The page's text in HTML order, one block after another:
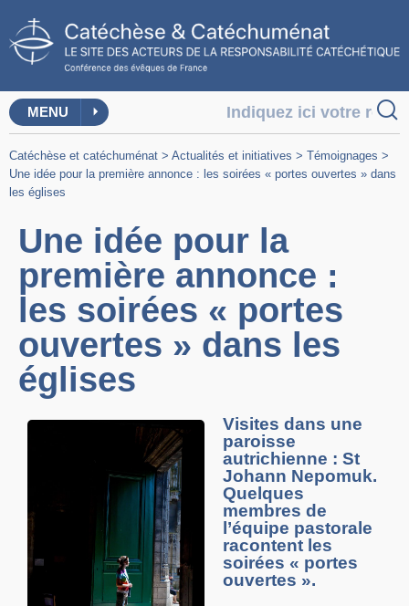
MENU
Catéchèse et catéchuménat > Actualités et initiatives > Témoignages >
Une idée pour la première annonce : les soirées « portes ouvertes » dans
les églises
Une idée pour la
première annonce :
les soirées « portes
ouvertes » dans les
églises
Visites dans une
paroisse
autrichienne : St
Johann Nepomuk.
Quelques
membres de
l’équipe pastorale
racontent les
soirées « portes
ouvertes ».